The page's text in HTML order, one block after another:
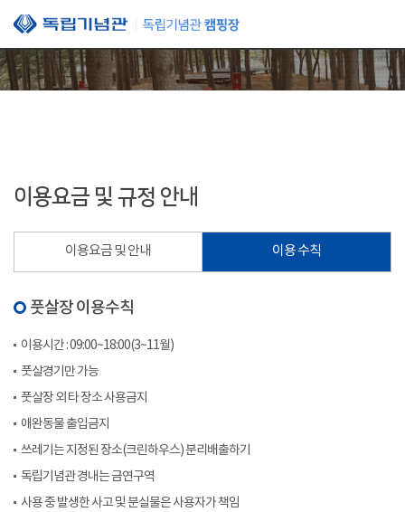
본문 바로가기
이용요금 및 규정 안내
이용요금 및 안내 이용 수칙
풋살장 이용수칙
이용시간 : 09:00~18:00(3~11월)
풋살경기만 가능
풋살장 외 타 장소 사용금지
애완동물 출입금지
쓰레기는 지정된 장소(크린하우스) 분리배출하기
독립기념관 경내는 금연구역
사용 중 발생한 사고 및 분실물은 사용자가 책임